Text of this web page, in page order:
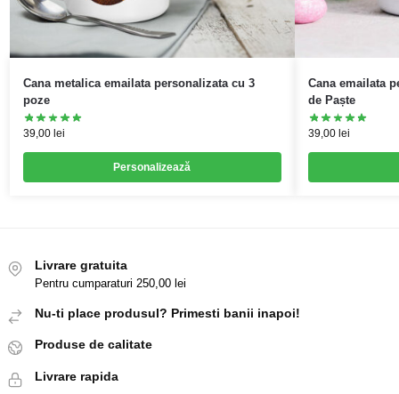
Cana metalica emailata personalizata cu 3
poze
39,00 lei
Personalizează
Cana emailata
de Paște
39,00 lei
Livrare gratuita
Pentru cumparaturi 250,00 lei
Nu-ti place produsul? Primesti banii inapoi!
Produse de calitate
Livrare rapida